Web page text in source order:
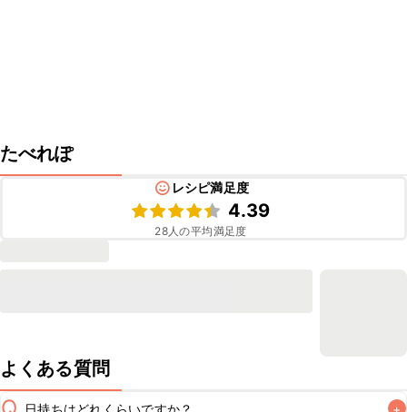
たべれぽ
レシピ満足度
4.39
28人の平均満足度
よくある質問
日持ちはどれくらいですか？ +